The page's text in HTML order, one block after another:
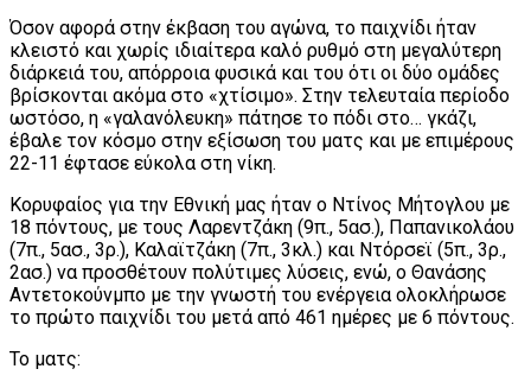
Όσον αφορά στην έκβαση του αγώνα, το παιχνίδι ήταν
κλειστό και χωρίς ιδιαίτερα καλό ρυθμό στη μεγαλύτερη
διάρκειά του, απόρροια φυσικά και του ότι οι δύο ομάδες
βρίσκονται ακόμα στο «χτίσιμο». Στην τελευταία περίοδο
ωστόσο, η «γαλανόλευκη» πάτησε το πόδι στο… γκάζι,
έβαλε τον κόσμο στην εξίσωση του ματς και με επιμέρους
22-11 έφτασε εύκολα στη νίκη.
Κορυφαίος για την Εθνική μας ήταν ο Ντίνος Μήτογλου με
18 πόντους, με τους Λαρεντζάκη (9π., 5ασ.), Παπανικολάου
(7π., 5ασ., 3ρ.), Καλαϊτζάκη (7π., 3κλ.) και Ντόρσεϊ (5π., 3ρ.,
2ασ.) να προσθέτουν πολύτιμες λύσεις, ενώ, ο Θανάσης
Αντετοκούνμπο με την γνωστή του ενέργεια ολοκλήρωσε
το πρώτο παιχνίδι του μετά από 461 ημέρες με 6 πόντους.
Το ματς: